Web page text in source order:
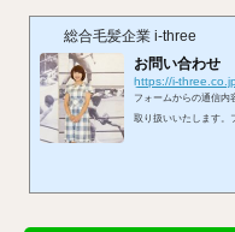
総合毛髪企業 i-three
お問い合わせ
https://i-
フォームからの通信内
取り扱いいたします。